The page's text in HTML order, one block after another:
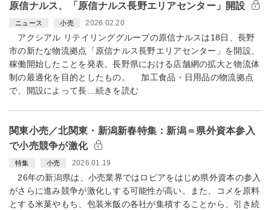
原信ナルス、「原信ナルス長野エリアセンター」開設
ニュース 小売 2026.02.20
アクシアル リテイリンググループの原信ナルスは18日、長野
市の新たな物流拠点「原信ナルス長野エリアセンター」を開設、
稼働開始したことを発表。長野県における店舗網の拡大と物流体
制の最適化を目的としたもの。 加工食品・日用品の物流拠点
で、開設によって長…続きを読む
関東小売／北関東・新潟新春特集：新潟＝県外資本参入
で小売競争が激化
特集 小売 2026.01.19
26年の新潟県は、小売業界ではロピアをはじめ県外資本の参入
がさらに進み競争が激化しする可能性が高い。また、コメを原料
とする米菓やもち、包装米飯の各社が集積することから、引き続